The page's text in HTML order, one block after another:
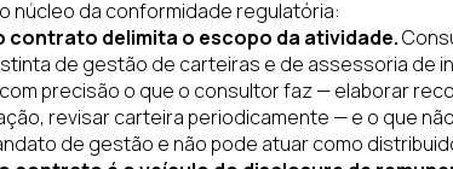
núcleo da conformidade regulatória:
contrato delimita o escopo da atividade.
de gestão de carteiras e de assessoria de
precisão o que o consultor faz — elaborar
revisar carteira periodicamente — e o que
de gestão e não pode atuar como